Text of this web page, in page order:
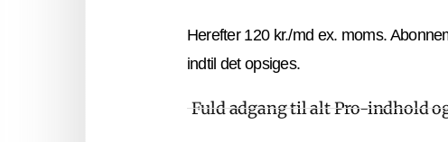
Herefter 120 kr./md ex. moms.
indtil det opsiges.
Fuld adgang til alt Pro-indhold